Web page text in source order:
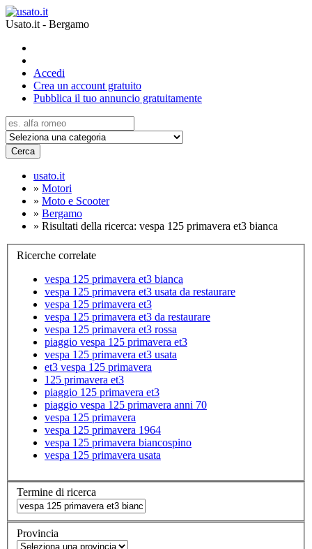
Usato.it - Bergamo
Accedi
Crea un account gratuito
Pubblica il tuo annuncio gratuitamente
Cerca
usato.it
» Motori
» Moto e Scooter
» Bergamo
» Risultati della ricerca: vespa 125 primavera et3 bianca
Ricerche correlate
vespa 125 primavera et3 bianca
vespa 125 primavera et3 usata da restaurare
vespa 125 primavera et3
vespa 125 primavera et3 da restaurare
vespa 125 primavera et3 rossa
piaggio vespa 125 primavera et3
vespa 125 primavera et3 usata
et3 vespa 125 primavera
125 primavera et3
piaggio 125 primavera et3
piaggio vespa 125 primavera anni 70
vespa 125 primavera
vespa 125 primavera 1964
vespa 125 primavera biancospino
vespa 125 primavera usata
Termine di ricerca
Provincia